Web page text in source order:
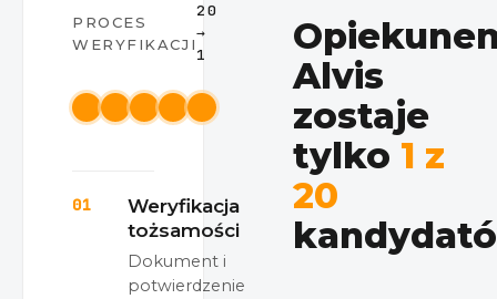
PROCES
WERYFIKACJI
20
→
1
01
Weryfikacja
tożsamości
Dokument i
potwierdzenie
Alvis
zostaje
tylko 1 z
20